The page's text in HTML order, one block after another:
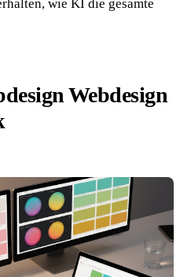
wie KI die gesamte
Webdesign